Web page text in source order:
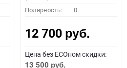
Полярность: 0
12 700 руб.
Цена без ECOном скидки:
13 500 руб.